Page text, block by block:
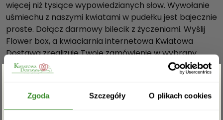
Zgoda Szczegóły O plikach cookies
d
z
i
k
i
więcej niż tysiące wypowiedzianych słow. Wywołanie
uśmiechu z naszymi kwiatami w pudełku jest bajecznie
proste. Dołącz darmowy bilecik z życzeniami. Wyślij
Flower box, a kwiaciarnia internetowa Kwiatowa
Dostawa zrealizuje Twoje zamówienie w wybrany
terminie. Darmowa dostawa jest możliwa na terenie
całego kraju.
najwyższej jakości materiałów i należą do grupy
produktów Prestige Edition.
Zgarnij rabat -5%